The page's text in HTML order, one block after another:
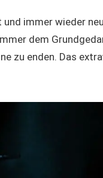
immer wieder
dem
zu enden. Das